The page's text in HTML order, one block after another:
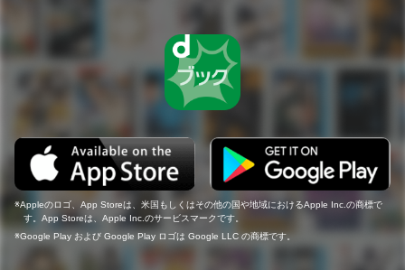
Appleのロゴ、App Storeは、米国もしくはその他の国や地域におけるApple Inc.の商標で
す。App Storeは、Apple Inc.のサービスマークです。
Google Play および Google Play ロゴは Google LLC の商標です。